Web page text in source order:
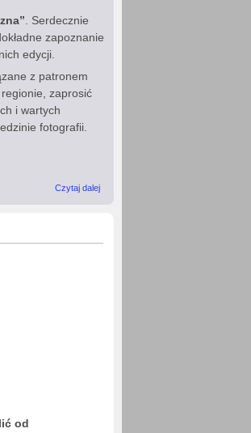
. Serdecznie
zapoznanie
edycji.
z patronem
zaprosić
i wartych
fotografii.
Czytaj dalejwpis IV edycja
Żeromszczyzna”
od